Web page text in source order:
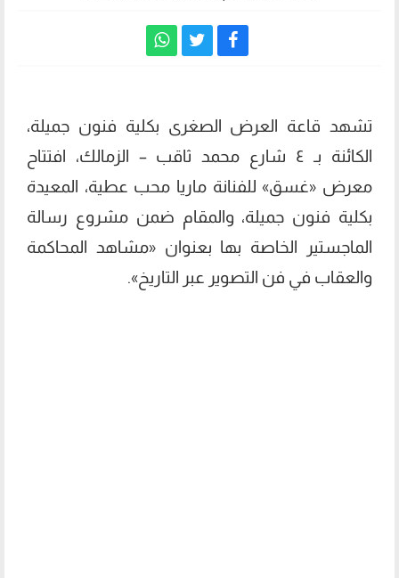
تشهد قاعة العرض الصغرى بكلية فنون جميلة،
الكائنة بـ ٤ شارع محمد ثاقب – الزمالك، افتتاح
معرض «غسق» للفنانة ماريا محب عطية، المعيدة
بكلية فنون جميلة، والمقام ضمن مشروع رسالة
الماجستير الخاصة بها بعنوان «مشاهد المحاكمة
والعقاب في فن التصوير عبر التاريخ».